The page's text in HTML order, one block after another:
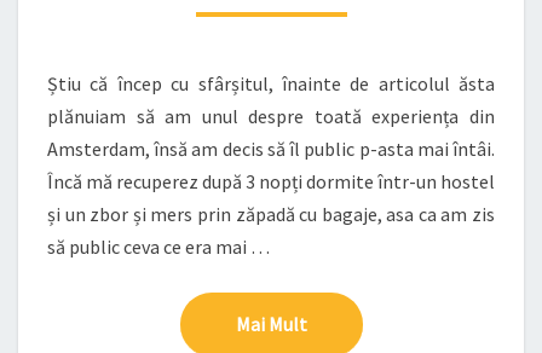
Știu că încep cu sfârșitul, înainte de articolul ăsta
plănuiam să am unul despre toată experiența din
Amsterdam, însă am decis să îl public p-asta mai întâi.
Încă mă recuperez după 3 nopți dormite într-un hostel
și un zbor și mers prin zăpadă cu bagaje, asa ca am zis
să public ceva ce era mai …
Mai MultMai Mult